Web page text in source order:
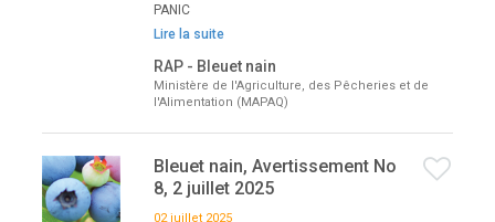
PANIC
Lire la suite
RAP - Bleuet nain
Ministère de l'Agriculture, des Pêcheries et de
l'Alimentation (MAPAQ)
Bleuet nain, Avertissement No
8, 2 juillet 2025
02 juillet 2025